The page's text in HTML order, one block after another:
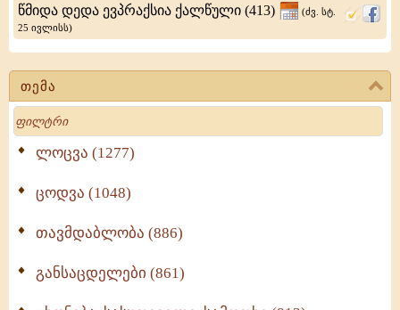
თემა
Search
ლოცვა (1277)
ცოდვა (1048)
თავმდაბლობა (886)
განსაცდელები (861)
და
სტრატონიკე
წმიდა დედა ევპრაქსია ქალწული (413)
(ძვ. სტ.
25 ივლისს)